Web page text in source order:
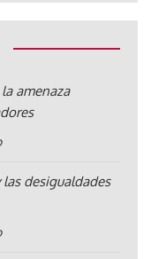
amenaza
desigualdades